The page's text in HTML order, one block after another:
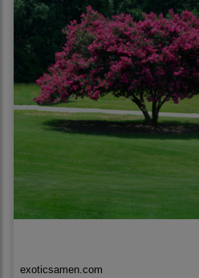
exoticsamen.com